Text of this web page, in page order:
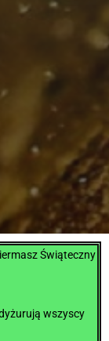
Świąteczny
wszyscy